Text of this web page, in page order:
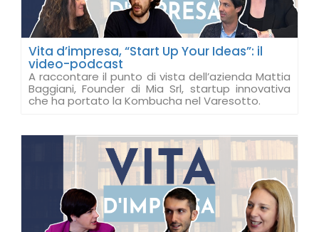
Vita d’impresa, “Start Up Your Ideas”: il
video-podcast
A raccontare il punto di vista dell’azienda Mattia
Baggiani, Founder di Mia Srl, startup innovativa
che ha portato la Kombucha nel Varesotto.